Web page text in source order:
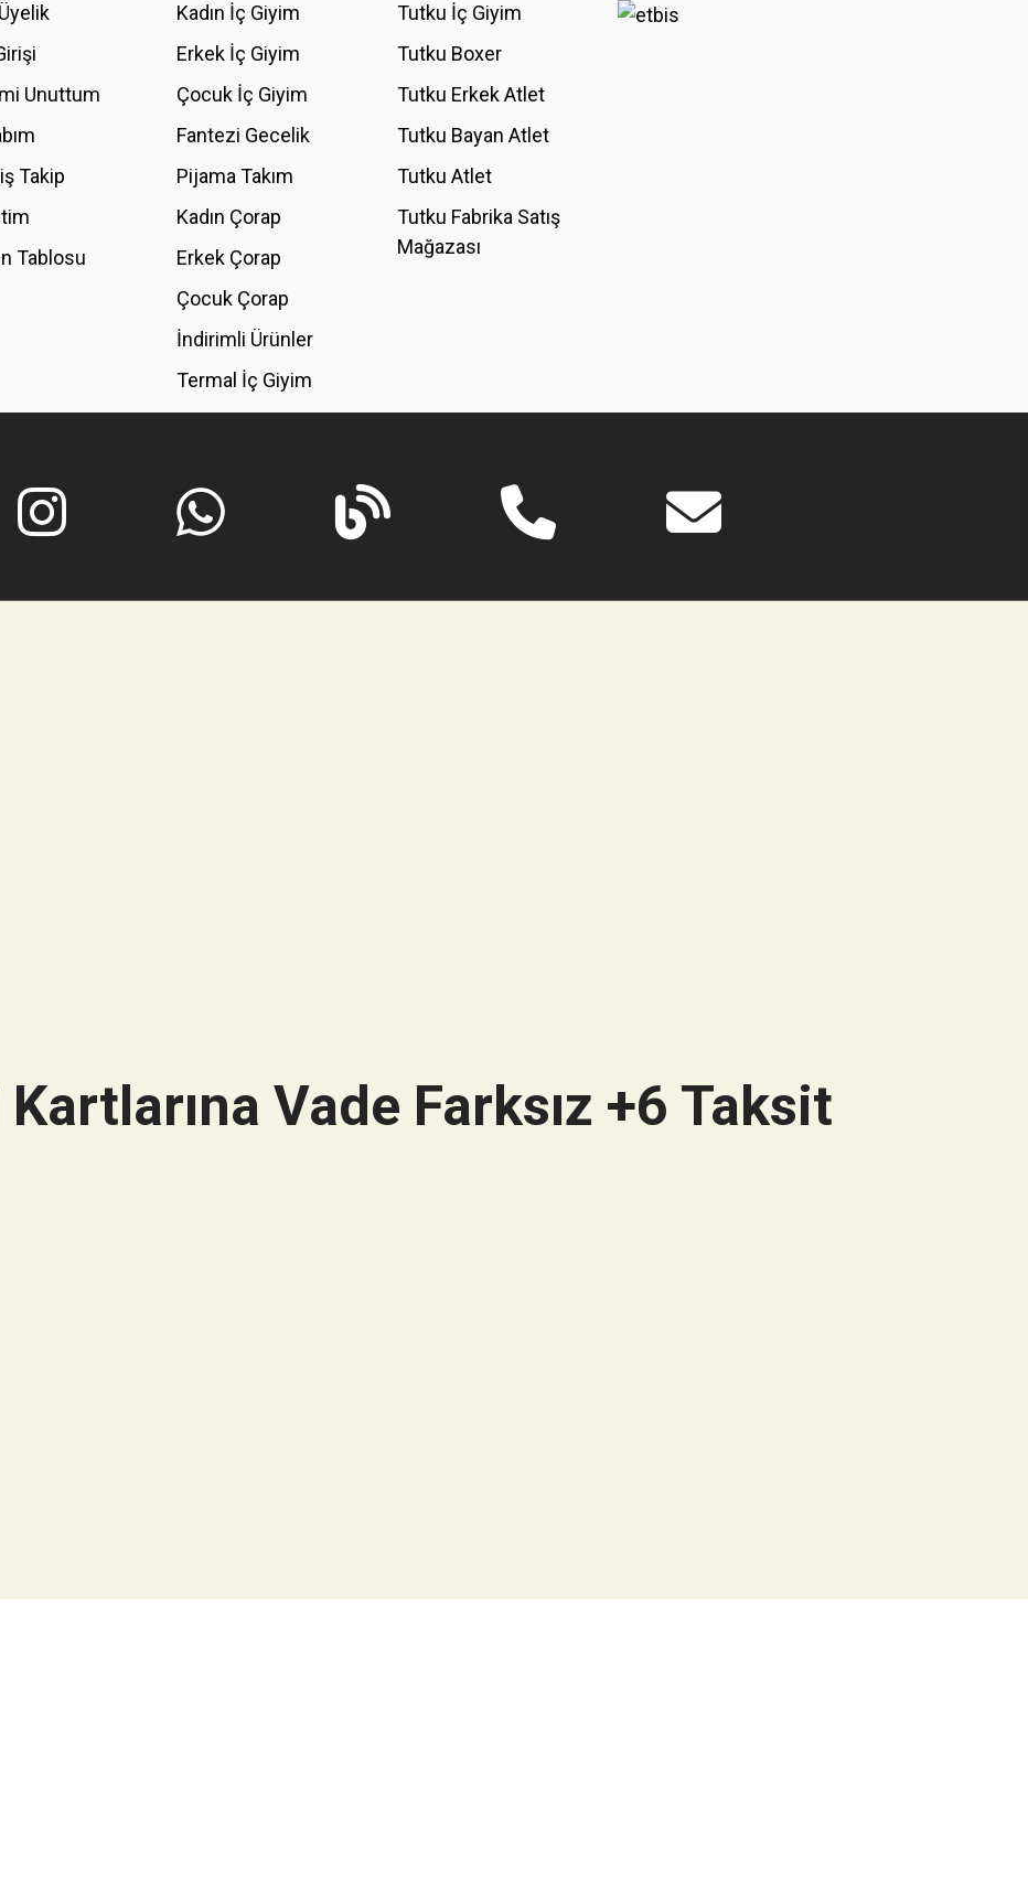
Unuttum
Takip
Tablosu
Kadın İç Giyim
Erkek İç Giyim
Çocuk İç Giyim
Fantezi Gecelik
Pijama Takım
Kadın Çorap
Erkek Çorap
Çocuk Çorap
İndirimli Ürünler
Termal İç Giyim
Tutku İç Giyim
Tutku Boxer
Tutku Erkek Atlet
Tutku Bayan Atlet
Tutku Atlet
Tutku Fabrika Satış
Mağazası
Vade Farksız +6 Taksit